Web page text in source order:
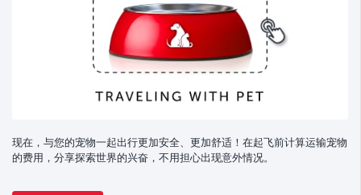
现在，与您的宠物一起出行更加安全、更加舒适！在起飞前计算运输宠物
的费用，分享探索世界的兴奋，不用担心出现意外情况。